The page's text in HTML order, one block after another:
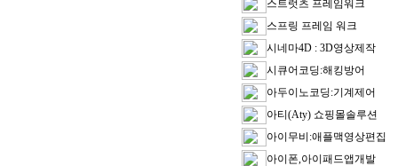
스트럿츠 프레임워크
스프링 프레임 워크
시네마4D : 3D영상제작
시큐어코딩:해킹방어
아두이노코딩:기계제어
아티(Aty) 쇼핑몰솔루션
아이무비:애플맥영상편집
아이폰,아이패드앱개발